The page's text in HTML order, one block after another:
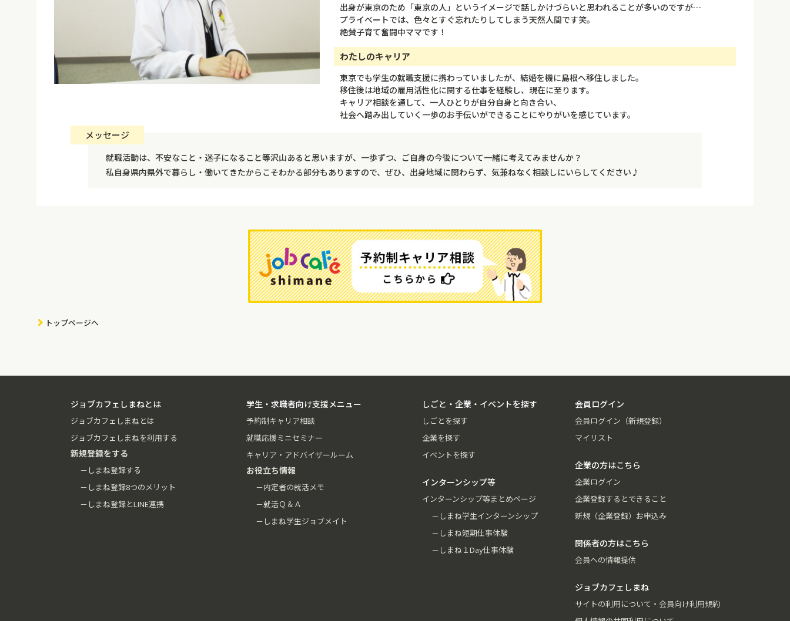
出身が東京のため「東京の人」というイメージで話しかけづらいと思われることが多いのですが…
プライべートでは、色々とすぐ忘れたりしてしまう天然人間です笑。
絶賛子育て奮闘中ママです！
わたしのキャリア
東京でも学生の就職支援に携わっていましたが、結婚を機に島根へ移住しました。
移住後は地域の雇用活性化に関する仕事を経験し、現在に至ります。
キャリア相談を通して、一人ひとりが自分自身と向き合い、
社会へ踏み出していく一歩のお手伝いができることにやりがいを感じています。
メッセージ
就職活動は、不安なこと・迷子になること等沢山あると思いますが、一歩ずつ、ご自身の今後について一緒に考えてみませんか？
私自身県内県外で暮らし・働いてきたからこそわかる部分もありますので、ぜひ、出身地域に関わらず、気兼ねなく相談しにいらしてください♪
トップページへ
ジョブカフェしまねとは
ジョブカフェしまねとは
ジョブカフェしまねを利用する
新規登録をする
－しまね登録する
－しまね登録8つのメリット
－しまね登録とLINE連携
学生・求職者向け支援メニュー
予約制キャリア相談
就職応援ミニセミナー
キャリア・アドバイザールーム
お役立ち情報
－内定者の就活メモ
－就活Ｑ＆Ａ
－しまね学生ジョブメイト
しごと・企業・イベントを探す
しごとを探す
企業を探す
イベントを探す
インターンシップ等
インターンシップ等まとめページ
－しまね学生インターンシップ
－しまね短期仕事体験
－しまね１Day仕事体験
会員ログイン
会員ログイン（新規登録）
マイリスト
企業の方はこちら
企業ログイン
企業登録するとできること
新規（企業登録）お申込み
関係者の方はこちら
会員への情報提供
ジョブカフェしまね
サイトの利用について・会員向け利用規約